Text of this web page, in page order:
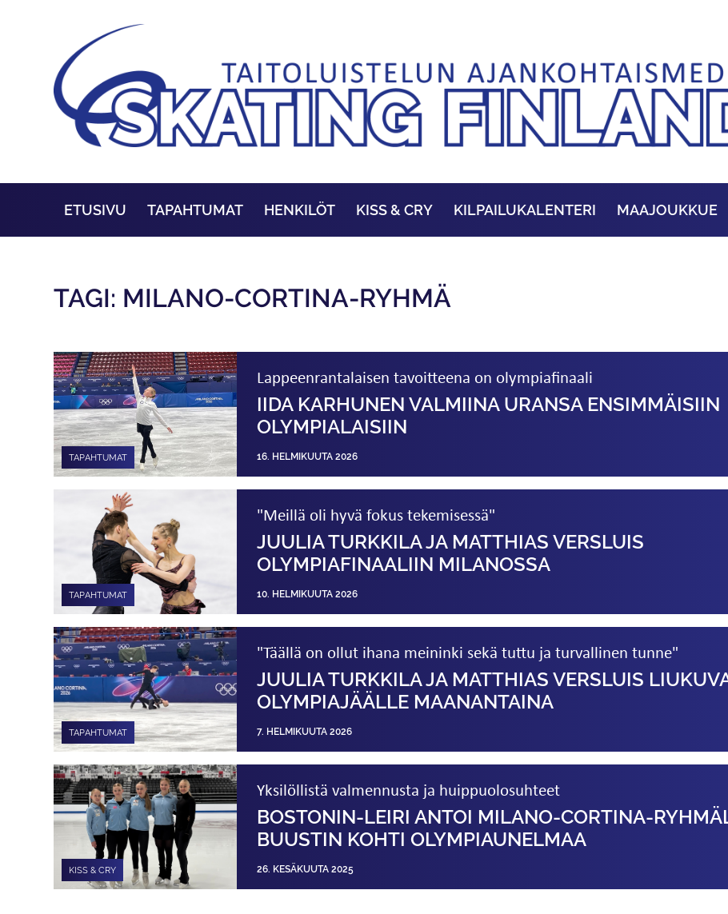
ETUSIVU TAPAHTUMAT HENKILÖT KISS & CRY KILPAILUKALENTERI MAAJOUKKUE
TAGI: MILANO-CORTINA-RYHMÄ
TAPAHTUMAT
Lappeenrantalaisen tavoitteena on olympia­finaali
IIDA KARHUNEN VALMIINA URANSA ENSIMMÄISIIN
OLYMPIA­LAISIIN
16. HELMIKUUTA 2026
TAPAHTUMAT
"Meillä oli hyvä fokus tekemisessä"
JUULIA TURKKILA JA MATTHIAS VERSLUIS
OLYMPIAFINAALIIN MILANOSSA
10. HELMIKUUTA 2026
TAPAHTUMAT
"Täällä on ollut ihana meininki sekä tuttu ja turvallinen tunne"
JUULIA TURKKILA JA MATTHIAS VERSLUIS
OLYMPIAJÄÄLLE MAANANTAINA
7. HELMIKUUTA 2026
KISS & CRY
Yksilöllistä valmennusta ja huippuolosuhteet
BOSTONIN-LEIRI ANTOI MILANO-CORTINA-
BUUSTIN KOHTI OLYMPIAUNELMAA
26. KESÄKUUTA 2025